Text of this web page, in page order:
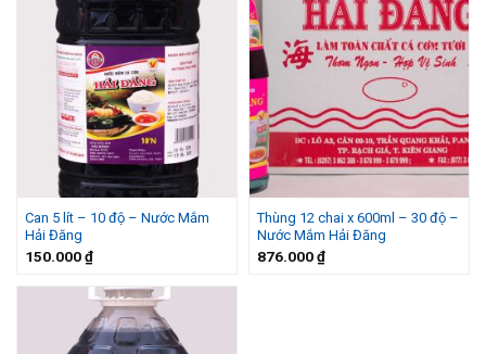
Can 5 lít – 10 độ – Nước Mắm
Hải Đăng
150.000₫
Thùng 12 chai x 600ml – 30 độ –
Nước Mắm Hải Đăng
876.000₫